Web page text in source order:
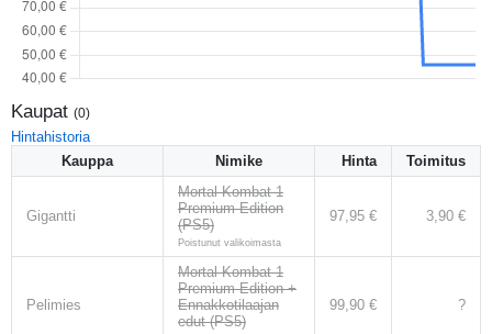
Kaupat (0)
Hintahistoria
Kauppa
Nimike Hinta Toimitus
Gigantti
Mortal Kombat 1
Premium Edition
(PS5)
Poistunut valikoimasta
97,95 € 3,90 €
Pelimies
Mortal Kombat 1
Premium Edition +
Ennakkotilaajan
edut (PS5)
99,90 € ?